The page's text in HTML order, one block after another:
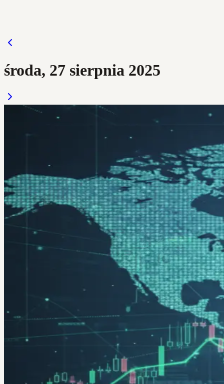
środa, 27 sierpnia 2025